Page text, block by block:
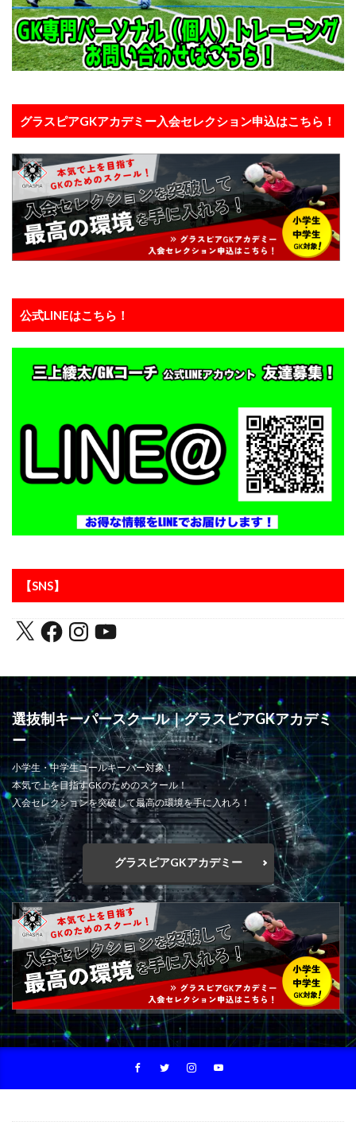
グラスピアGKアカデミー入会セレクション申込はこちら！
公式LINEはこちら！
【SNS】
選抜制キーパースクール｜グラスピアGKアカデミ
ー
小学生・中学生ゴールキーパー対象！
本気で上を目指すGKのためのスクール！
入会セレクションを突破して最高の環境を手に入れろ！
グラスピアGKアカデミー
向上心 喜び 基本 基本技術
基礎
埼玉
埼玉県 変わる 変化
大人
大宮アルディージャ
大宮アルディージャユース
山岸範宏
山形 山梨学院 岩手
川口能活
川島永嗣
川越 左足
心のエネルギー
心技体
怒られる 怒る 怒鳴り声
怖い
恐怖
意識 成績 成長
戦術
所沢
所沢ジュニアユース
所沢市
攻撃参加
日本の課題
日本サッカー
日本サッカー協会
時之栖
時間 最高の準備 有料
東京
東京都
東川口市 東日本
東村山
横浜FCジュニアユース
次世代GKコーチ
止める
正しい動作
正しい身体の使い方
武器 流経柏
浦和レッズ
浦和レッズユース
海外
海外サッカー
海外挑戦 海外留学
海外遠征
消極的なミス
清瀬 準備
炎の守護神
睡眠
経験者
練習メニュー
航空公園
苦手克服 褒める
西川周作
西武新宿線
西武池袋線 記憶
試行錯誤
課題克服
負けず嫌い
責任ゾーン
起き上がり方
蹴る 身体能力
逆足
週6回
進入角度 進路
運動神経
運動能力
適度な運動量 選抜チーム
長野県
間食
関東 関東GKキャンプ 集中力
静岡
静視力
高円宮杯
魂の守護神
鹿島アントラーズジュニアユース
鹿島学園
検索